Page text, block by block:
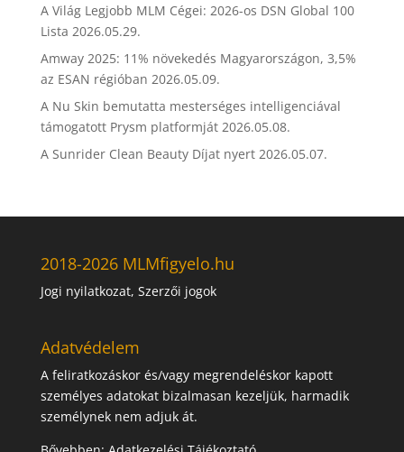
A Világ Legjobb MLM Cégei: 2026-os DSN Global 100
Lista 2026.05.29.
Amway 2025: 11% növekedés Magyarországon, 3,5%
az ESAN régióban 2026.05.09.
A Nu Skin bemutatta mesterséges intelligenciával
támogatott Prysm platformját 2026.05.08.
A Sunrider Clean Beauty Díjat nyert 2026.05.07.
2018-2026 MLMfigyelo.hu
Jogi nyilatkozat, Szerzői jogok
Adatvédelem
A feliratkozáskor és/vagy megrendeléskor kapott
személyes adatokat bizalmasan kezeljük, harmadik
személynek nem adjuk át.